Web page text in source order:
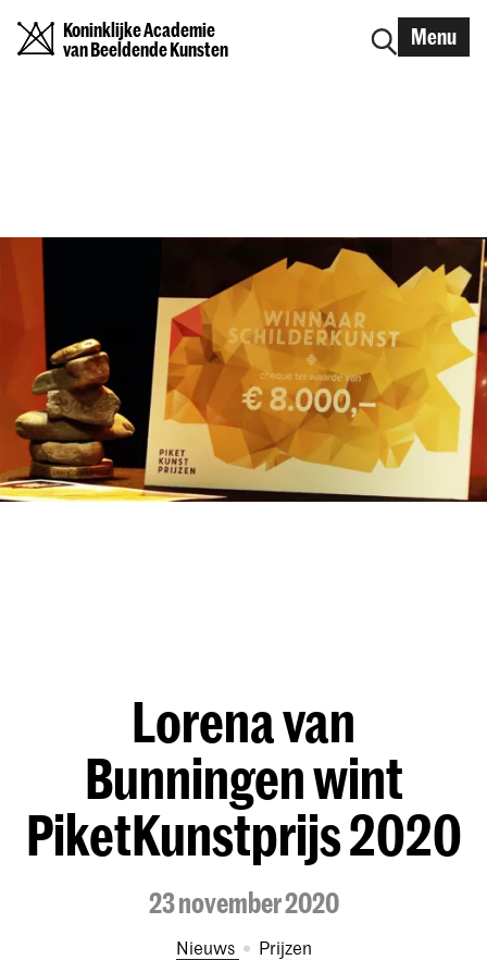
Koninklijke Academie
van Beeldende Kunsten
Menu
Lorena van
Bunningen wint
PiketKunstprijs 2020
23 november 2020
Nieuws prijzen